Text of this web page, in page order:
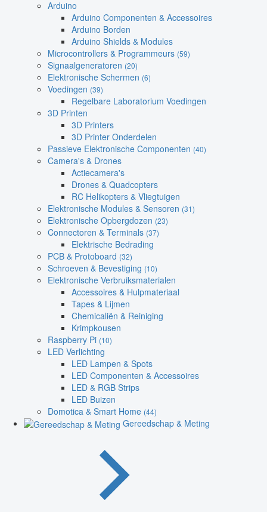
Arduino
Arduino Componenten & Accessoires
Arduino Borden
Arduino Shields & Modules
Microcontrollers & Programmeurs (59)
Signaalgeneratoren (20)
Elektronische Schermen (6)
Voedingen (39)
Regelbare Laboratorium Voedingen
3D Printen
3D Printers
3D Printer Onderdelen
Passieve Elektronische Componenten (40)
Camera's & Drones
Actiecamera's
Drones & Quadcopters
RC Helikopters & Vliegtuigen
Elektronische Modules & Sensoren (31)
Elektronische Opbergdozen (23)
Connectoren & Terminals (37)
Elektrische Bedrading
PCB & Protoboard (32)
Schroeven & Bevestiging (10)
Elektronische Verbruiksmaterialen
Accessoires & Hulpmateriaal
Tapes & Lijmen
Chemicaliën & Reiniging
Krimpkousen
Raspberry Pi (10)
LED Verlichting
LED Lampen & Spots
LED Componenten & Accessoires
LED & RGB Strips
LED Buizen
Domotica & Smart Home (44)
Gereedschap & Meting